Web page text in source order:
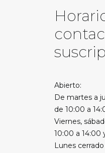
Abierto:
De martes a
de 10:00 a
Viernes,
10:00 a 14:00
Lunes cerrado